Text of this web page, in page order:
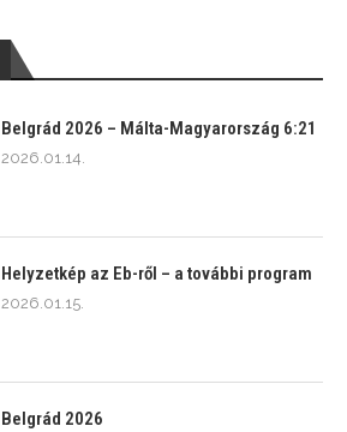
Belgrád 2026 – Málta-Magyarország 6:21
2026.01.14.
Helyzetkép az Eb-ről – a további program
2026.01.15.
Belgrád 2026